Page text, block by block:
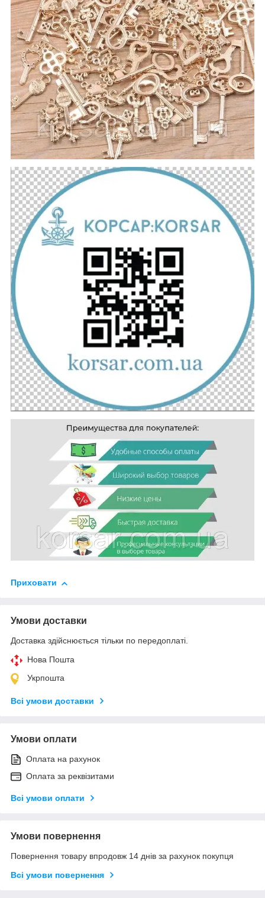
Приховати
Умови доставки
Доставка здійснюється тільки по передоплаті.
Нова Пошта
Укрпошта
Всі умови доставки
Умови оплати
Оплата на рахунок
Оплата за реквізитами
Всі умови оплати
Умови повернення
Повернення товару впродовж 14 днів за рахунок покупця
Всі умови повернення